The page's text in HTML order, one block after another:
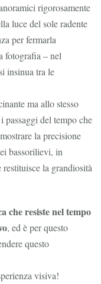
rigorosamente
luce del sole radente
per fermarla
fotografia – nel
insinua tra le
ma allo stesso
passaggi del tempo che
la precisione
bassorilievi, in
la grandiosità
che resiste nel tempo
, ed è per questo
questo
visiva!